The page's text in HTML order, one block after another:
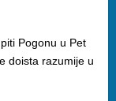
Pogonu u Pet
doista razumije u